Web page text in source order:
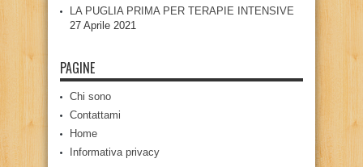
LA PUGLIA PRIMA PER TERAPIE INTENSIVE
27 Aprile 2021
PAGINE
Chi sono
Contattami
Home
Informativa privacy